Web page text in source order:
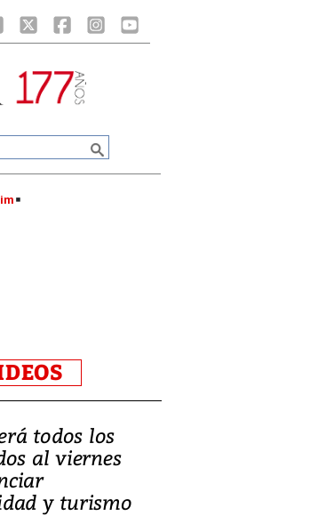
todos los
al viernes
y turismo